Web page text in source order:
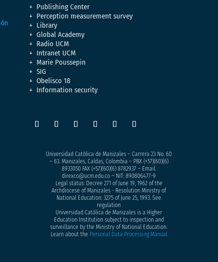
Publishing Center
Perception measurement survey
Library
Global Academy
Radio UCM
Intranet UCM
Marie Poussepin
SIG
Obelisco 18
Information security
Universidad Católica de Manizales – Carrera 23 No. 60
– 63. Manizales, Caldas, Colombia – PBX (+57)(60)(6)
8933050FAX (+57)(60)(6) 8782937 – Email.
direxco@ucm.edu.co – NIT: 890806477-9
Legal status: Decree 271 of June 19, 1962 of the
Archdiocese of Manizales - Resolution Ministry of
National Education: 3275 of June 25, 1993. See
regulation
Universidad Católica de Manizales is a Higher
Education Institution subject to inspection and
surveillance by the Ministry of National Education.
Learn about the Personal Data Processing Manual